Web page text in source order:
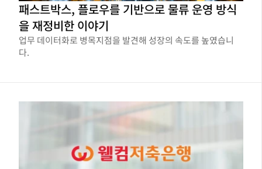
패스트박스, 플로우를 기반으로 물류 운영 방식
을 재정비한 이야기
업무 데이터화로 병목지점을 발견해 성장의 속도를 높였습니
다.